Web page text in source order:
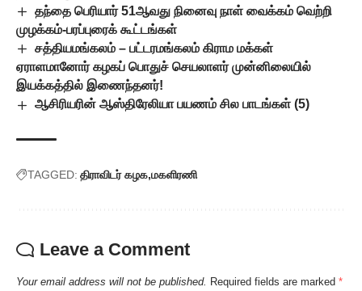
தந்தை பெரியார் 51ஆவது நினைவு நாள் வைக்கம் வெற்றி
முழக்கம்-பரப்புரைக் கூட்டங்கள்
சத்தியமங்கலம் – பட்டரமங்கலம் கிராம மக்கள்
ஏராளமானோர் கழகப் பொதுச் செயலாளர் முன்னிலையில்
இயக்கத்தில் இணைந்தனர்!
ஆசிரியரின் ஆஸ்திரேலியா பயணம் சில பாடங்கள் (5)
TAGGED: திராவிடர் கழக மகளிரணி
Leave a Comment
Your email address will not be published. Required fields are marked *